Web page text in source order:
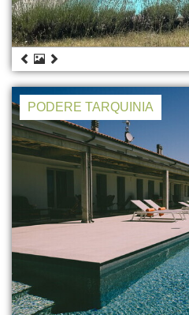
PODERE TARQUINIA